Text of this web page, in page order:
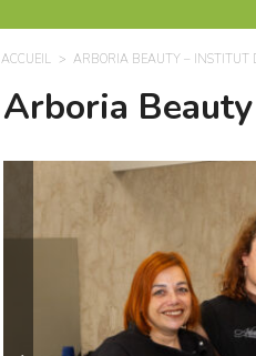
ACCUEIL ARBORIA BEAUTY – INSTITUT
Arboria